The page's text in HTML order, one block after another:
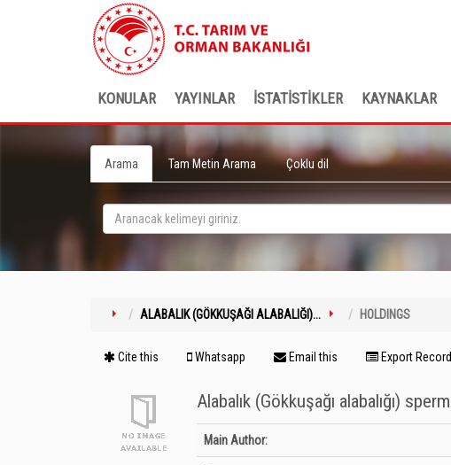
KONULAR YAYINLAR İSTATİSTİKLER KAYNAKLAR
Arama Tam Metin Arama Çoklu dil
ALABALIK (GÖKKUŞAĞI ALABALIĞI)... HOLDINGS
Cite this Whatsapp Email this Export Record
Alabalık (Gökkuşağı alabalığı)
Bibliographic Details
Main Author: